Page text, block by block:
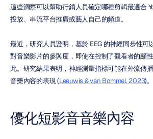
這些洞察可以幫助行銷人員確定哪種剪輯最適合
投放、串流平台推廣或藝人自己的頻道。
最近，研究人員證明，基於 EEG 的神經同步性可
對音樂影片的參與度，即使在控制了觀看者的顯
此。研究結果表明，神經測量指標可能在外流傳
音樂內容的表現 (Leeuwis & van Bommel, 2023)。
優化短影音音樂內容